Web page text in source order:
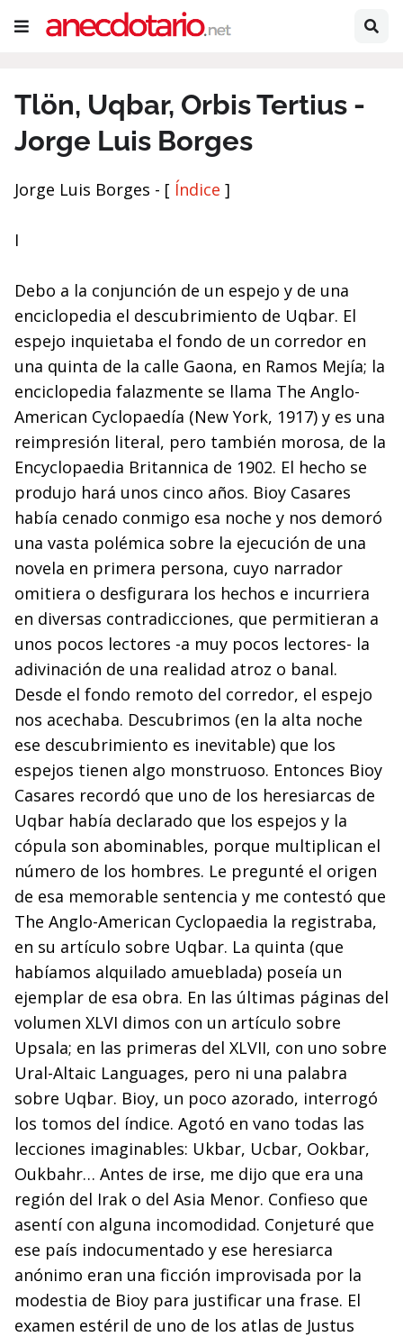
Tlön, Uqbar, Orbis Tertius -
Jorge Luis Borges
Jorge Luis Borges - [ Índice ]
I
Debo a la conjunción de un espejo y de una
enciclopedia el descubrimiento de Uqbar. El
espejo inquietaba el fondo de un corredor en
una quinta de la calle Gaona, en Ramos Mejía; la
enciclopedia falazmente se llama The Anglo-
American Cyclopaedía (New York, 1917) y es una
reimpresión literal, pero también morosa, de la
Encyclopaedia Britannica de 1902. El hecho se
produjo hará unos cinco años. Bioy Casares
había cenado conmigo esa noche y nos demoró
una vasta polémica sobre la ejecución de una
novela en primera persona, cuyo narrador
omitiera o desfigurara los hechos e incurriera
en diversas contradicciones, que permitieran a
unos pocos lectores -a muy pocos lectores- la
adivinación de una realidad atroz o banal.
Desde el fondo remoto del corredor, el espejo
nos acechaba. Descubrimos (en la alta noche
ese descubrimiento es inevitable) que los
espejos tienen algo monstruoso. Entonces Bioy
Casares recordó que uno de los heresiarcas de
Uqbar había declarado que los espejos y la
cópula son abominables, porque multiplican el
número de los hombres. Le pregunté el origen
de esa memorable sentencia y me contestó que
The Anglo-American Cyclopaedia la registraba,
en su artículo sobre Uqbar. La quinta (que
habíamos alquilado amueblada) poseía un
ejemplar de esa obra. En las últimas páginas del
volumen XLVI dimos con un artículo sobre
Upsala; en las primeras del XLVII, con uno sobre
Ural-Altaic Languages, pero ni una palabra
sobre Uqbar. Bioy, un poco azorado, interrogó
los tomos del índice. Agotó en vano todas las
lecciones imaginables: Ukbar, Ucbar, Ookbar,
Oukbahr… Antes de irse, me dijo que era una
región del Irak o del Asia Menor. Confieso que
asentí con alguna incomodidad. Conjeturé que
ese país indocumentado y ese heresiarca
anónimo eran una ficción improvisada por la
modestia de Bioy para justificar una frase. El
examen estéril de uno de los atlas de Justus